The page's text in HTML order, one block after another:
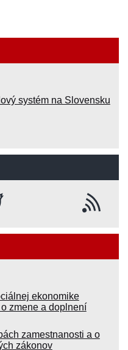
systém na Slovensku
ekonomike
zmene a doplnení
zamestnanosti a o
zákonov